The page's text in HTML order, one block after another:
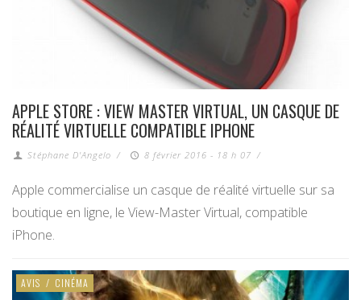
APPLE STORE : VIEW MASTER VIRTUAL, UN CASQUE DE
RÉALITÉ VIRTUELLE COMPATIBLE IPHONE
Stéphane D'Angelo / 8 février 2016 - 18 h 07 /
Apple commercialise un casque de réalité virtuelle sur sa
boutique en ligne, le View-Master Virtual, compatible
iPhone.
AVIS / CINÉMA